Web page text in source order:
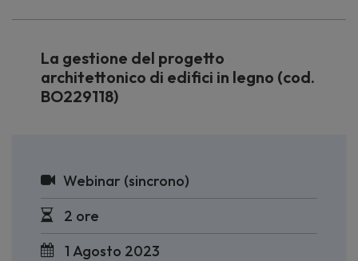
La gestione del progetto
architettonico di edifici in legno (cod.
BO229118)
Webinar (sincrono)
2 ore
1 Agosto 2023